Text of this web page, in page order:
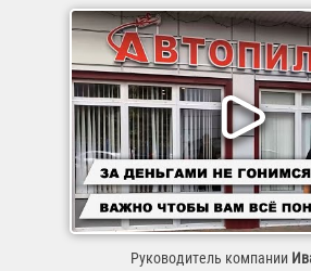
Руководитель компании